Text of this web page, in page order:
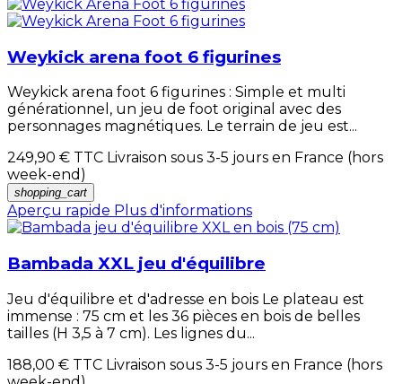
Weykick arena foot 6 figurines
Weykick arena foot 6 figurines : Simple et multi
générationnel, un jeu de foot original avec des
personnages magnétiques. Le terrain de jeu est...
249,90 € TTC Livraison sous 3-5 jours en France (hors
week-end)
shopping_cart
Aperçu rapide Plus d'informations
Bambada XXL jeu d'équilibre
Jeu d'équilibre et d'adresse en bois Le plateau est
immense : 75 cm et les 36 pièces en bois de belles
tailles (H 3,5 à 7 cm). Les lignes du...
188,00 € TTC Livraison sous 3-5 jours en France (hors